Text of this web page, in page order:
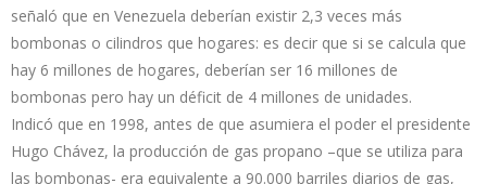
señaló que en Venezuela deberían existir 2,3 veces más
bombonas o cilindros que hogares: es decir que si se calcula que
hay 6 millones de hogares, deberían ser 16 millones de
bombonas pero hay un déficit de 4 millones de unidades.
Indicó que en 1998, antes de que asumiera el poder el presidente
Hugo Chávez, la producción de gas propano –que se utiliza para
las bombonas- era equivalente a 90.000 barriles diarios de gas,